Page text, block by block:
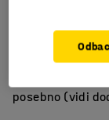
Lako vješanje
Četiri okretna
Mobilni stalak
posebno (vidi